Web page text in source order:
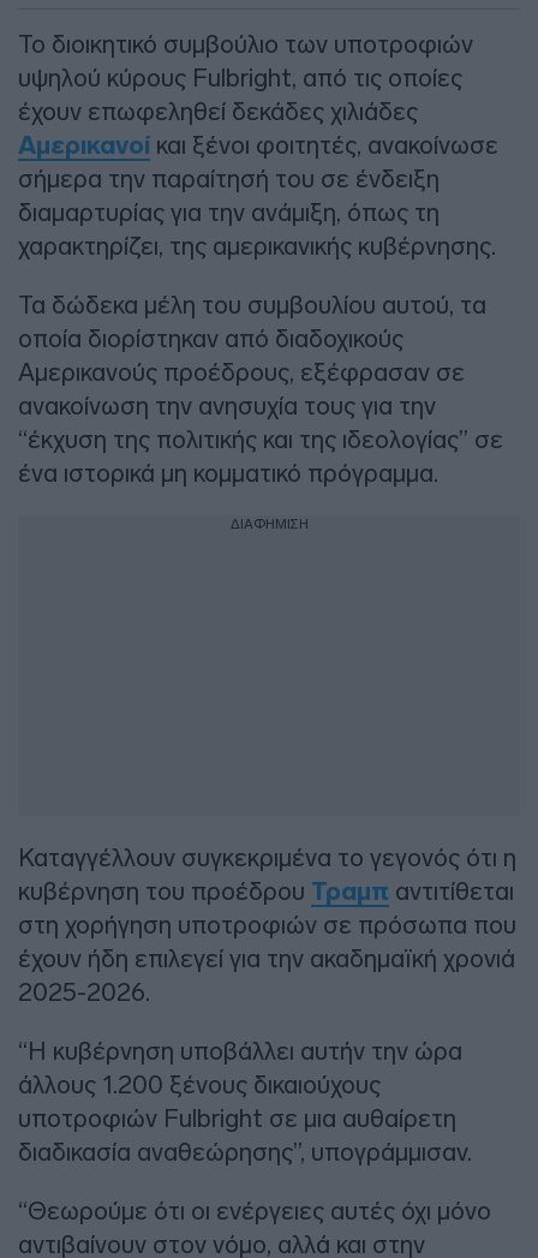
Το διοικητικό συμβούλιο των υποτροφιών
υψηλού κύρους Fulbright, από τις οποίες
έχουν επωφεληθεί δεκάδες χιλιάδες
Αμερικανοί και ξένοι φοιτητές, ανακοίνωσε
σήμερα την παραίτησή του σε ένδειξη
διαμαρτυρίας για την ανάμιξη, όπως τη
χαρακτηρίζει, της αμερικανικής κυβέρνησης.
Τα δώδεκα μέλη του συμβουλίου αυτού, τα
οποία διορίστηκαν από διαδοχικούς
Αμερικανούς προέδρους, εξέφρασαν σε
ανακοίνωση την ανησυχία τους για την
“έκχυση της πολιτικής και της ιδεολογίας” σε
ένα ιστορικά μη κομματικό πρόγραμμα.
ΔΙΑΦΗΜΙΣΗ
Καταγγέλλουν συγκεκριμένα το γεγονός ότι η
κυβέρνηση του προέδρου Τραμπ αντιτίθεται
στη χορήγηση υποτροφιών σε πρόσωπα που
έχουν ήδη επιλεγεί για την ακαδημαϊκή χρονιά
2025-2026.
“Η κυβέρνηση υποβάλλει αυτήν την ώρα
άλλους 1.200 ξένους δικαιούχους
υποτροφιών Fulbright σε μια αυθαίρετη
διαδικασία αναθεώρησης”, υπογράμμισαν.
“Θεωρούμε ότι οι ενέργειες αυτές όχι μόνο
αντιβαίνουν στον νόμο, αλλά και στην